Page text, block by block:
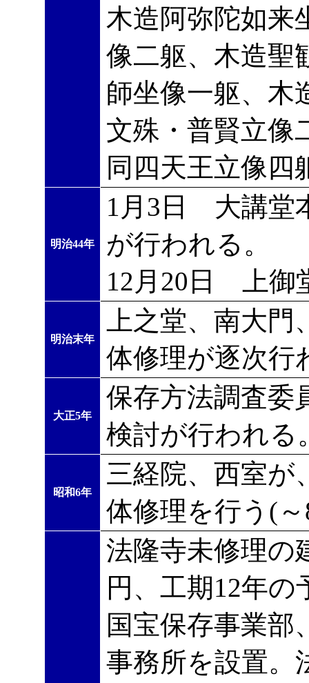
木造阿弥陀如来
像二躯、木造聖
師坐像一躯、木
文殊・普賢立像
同四天王立像四
明治44年
1月3日 大講堂
が行われる。
12月20日 上御
明治末年
上之堂、南大
体修理が逐次行
大正5年
保存方法調査委
検討が行われる
昭和6年
三経院、西室が
体修理を行う(
法隆寺未修理の
円、工期12年
国宝保存事業部
事務所を設置。